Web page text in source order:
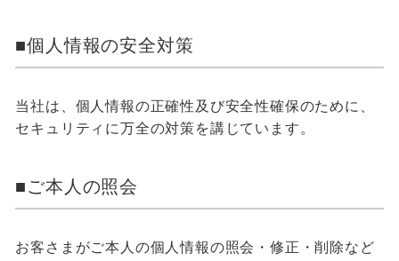
■個人情報の安全対策
当社は、個人情報の正確性及び安全性確保のために、
セキュリティに万全の対策を講じています。
■ご本人の照会
お客さまがご本人の個人情報の照会・修正・削除など